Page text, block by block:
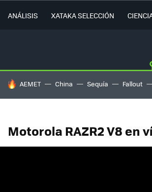
ANÁLISIS XATAKA SELECCIÓN
HOY SE HABLA DE
AEMET China Sequía Fallout
Motorola RAZR2 V8 en